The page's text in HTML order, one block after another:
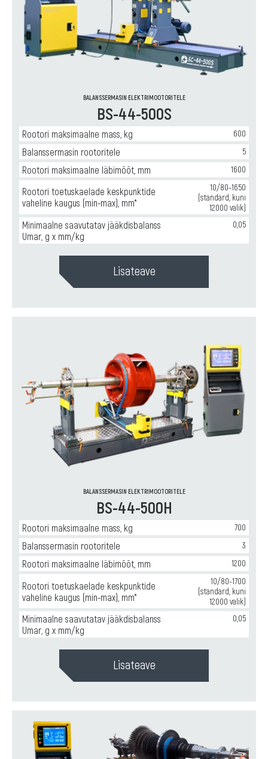
BALANSSERMASIN ELEKTRIMOOTORITELE
BS-44-500S
Rootori maksimaalne mass, kg 600
Balanssermasin rootoritele 5
Rootori maksimaalne läbimõõt, mm 1600
Rootori toetuskaelade keskpunktide
vaheline kaugus (min-max), mm*
10/80-1650
(standard, kuni
12000 valik)
Minimaalne saavutatav jääkdisbalanss
Umar, g x mm/kg
0,05
Lisateave
BALANSSERMASIN ELEKTRIMOOTORITELE
BS-44-500H
Rootori maksimaalne mass, kg 700
Balanssermasin rootoritele 3
Rootori maksimaalne läbimõõt, mm 1200
Rootori toetuskaelade keskpunktide
vaheline kaugus (min-max), mm*
10/80-1700
(standard, kuni
12000 valik)
Minimaalne saavutatav jääkdisbalanss
Umar, g x mm/kg
0,05
Lisateave